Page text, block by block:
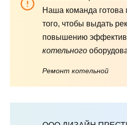
Наша команда готова
того, чтобы выдать
повышению
котельного
Ремонт котельной